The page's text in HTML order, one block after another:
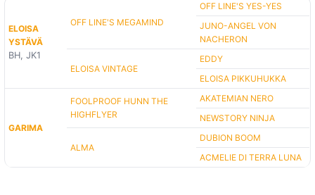
ELOISA
YSTÄVÄ
BH, JK1
OFF LINE'S MEGAMIND
OFF LINE'S YES-YES
JUNO-ANGEL VON
NACHERON
ELOISA VINTAGE
EDDY
ELOISA PIKKUHUKKA
GARIMA
FOOLPROOF HUNN THE
HIGHFLYER
AKATEMIAN NERO
NEWSTORY NINJA
ALMA
DUBION BOOM
ACMELIE DI TERRA LUNA